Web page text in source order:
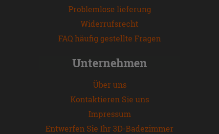
Problemlose lieferung
Widerrufsrecht
FAQ häufig gestellte Fragen
Unternehmen
Über uns
Kontaktieren Sie uns
Impressum
Entwerfen Sie Ihr 3D-Badezimmer